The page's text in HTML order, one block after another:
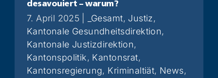
desavouiert – warum?
7. April 2025 _Gesamt, Justiz,
Kantonale Gesundheitsdirektion,
Kantonale Justizdirektion,
Kantonspolitik, Kantonsrat,
Kantonsregierung, Kriminaltiät, News,